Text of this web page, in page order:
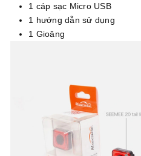
1 cáp sạc Micro USB
1 hướng dẫn sử dụng
1 Gioăng